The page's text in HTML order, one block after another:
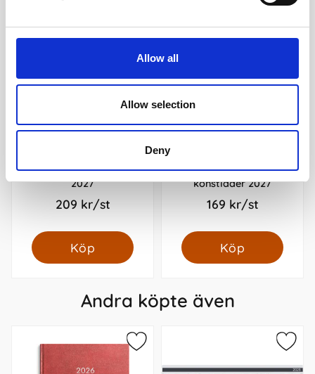
Allow all
Allow selection
Deny
Diplomat refill kalendersats
2027
209 kr/st
Köp
Kalender Weekly A5 svart
konstläder 2027
169 kr/st
Köp
Andra köpte även